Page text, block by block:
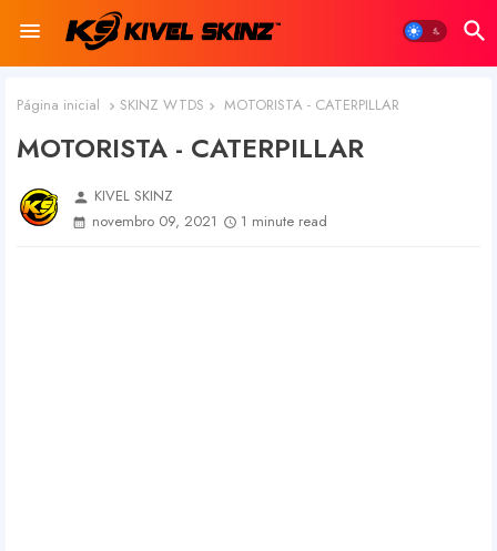
Página inicial SKINZ WTDS MOTORISTA - CATERPILLAR
MOTORISTA - CATERPILLAR
person KIVEL SKINZ
novembro 09, 2021
1 minute read